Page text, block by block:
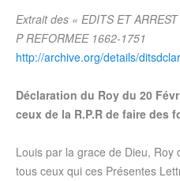
Extrait des « EDITS ET
P REFORMEE 1662-1751
http://archive.org/details/
Déclaration du Roy du 20
ceux de la R.P.R de faire des
Louis par la grace de Dieu,
tous ceux qui ces Présentes